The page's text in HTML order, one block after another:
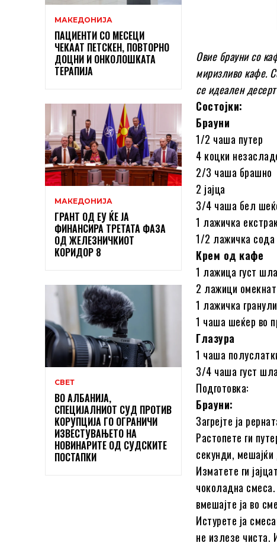
МАКЕДОНИЈА
ПАЦИЕНТИ СО МЕСЕЦИ
ЧЕКААТ ПЕТСКЕН, ПОВТОРНО
ДОЦНИ И ОНКОЛОШКАТА
ТЕРАПИЈА
МАКЕДОНИЈА
ГРАНТ ОД ЕУ ЌЕ ЈА
ФИНАНСИРА ТРЕТАТА ФАЗА
ОД ЖЕЛЕЗНИЧКИОТ
КОРИДОР 8
СВЕТ
ВО АЛБАНИЈА,
СПЕЦИЈАЛНИОТ СУД ПРОТИВ
КОРУПЦИЈА ГО ОГРАНИЧИ
ИЗВЕСТУВАЊЕТО НА
НОВИНАРИТЕ ОД СУДСКИТЕ
ПОСТАПКИ
Овие брауни со
миризливо кафе.
се идеален
Состојки:
Брауни
1/2 чаша путер
4 коцки
2/3 чаша брашно
2 јајца
3/4 чаша бел
1 лажичка
1/2 лажичка сода
Крем од кафе
1 лажица густ
2 лажици
1 лажичка
1 чаша шеќер во
Глазура
1 чаша
3/4 чаша густ
Подготовка:
Брауни:
Загрејте ја
Растопете ги
секунди,
Изматете ги
чоколадна
вмешајте ја во
Истурете ја
не излезе чиста.